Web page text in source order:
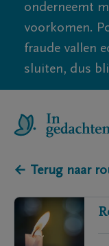
onderneemt
voorkomen.
fraude vallen
sluiten, dus
← Terug naar